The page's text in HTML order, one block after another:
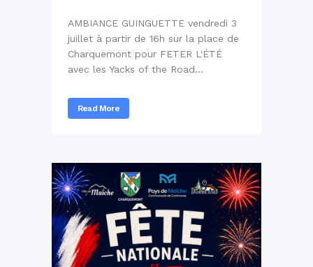
AMBIANCE GUINGUETTE vendredi 3
juillet à partir de 16h sur la place de
Charquemont pour FETER L'ÉTÉ
avec les Yacks of the Road...
Read More